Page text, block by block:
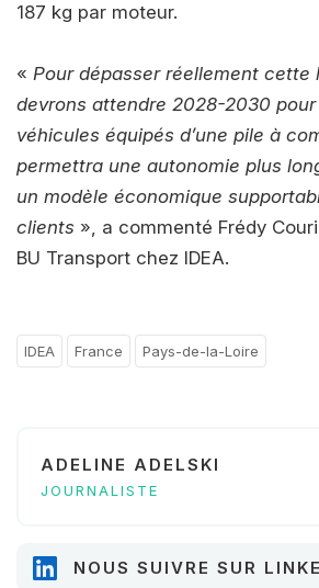
187 kg par moteur.
« Pour dépasser réellement cette
devrons attendre 2028-2030
véhicules équipés d’une pile à
permettra une autonomie plus
un modèle économique
clients », a commenté Frédy
BU Transport chez IDEA.
IDEA France Pays-de-la-Loire
ADELINE ADELSKI
JOURNALISTE
NOUS SUIVRE SUR